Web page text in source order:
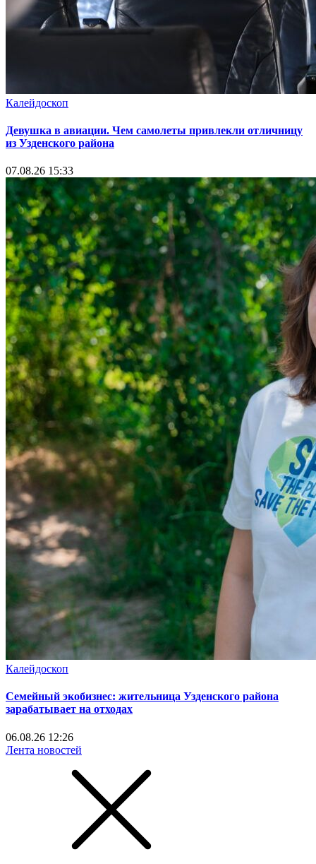
Калейдоскоп
Девушка в авиации. Чем самолеты привлекли отличницу
из Узденского района
07.08.26 15:33
Калейдоскоп
Семейный экобизнес: жительница Узденского района
зарабатывает на отходах
06.08.26 12:26
Лента новостей